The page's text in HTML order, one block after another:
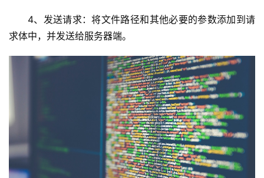
机
C
D
N
4、发送请求：将文件路径和其他必要的参数添加到请
求体中，并发送给服务器端。